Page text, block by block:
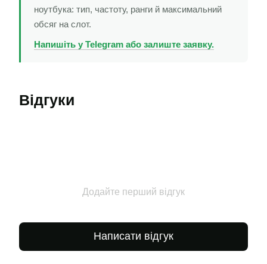
ноутбука: тип, частоту, ранги й максимальний
обсяг на слот.
Напишіть у Telegram або залиште заявку.
Відгуки
Додайте перший відгук
Написати відгук